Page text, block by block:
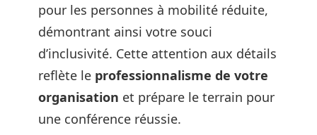
pour les personnes à mobilité réduite,
démontrant ainsi votre souci
d’inclusivité. Cette attention aux détails
reflète le professionnalisme de votre
organisation et prépare le terrain pour
une conférence réussie.